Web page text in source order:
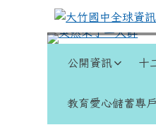
跳至主內容區
大竹國中全
公開資訊 十
教育愛心儲蓄專戶